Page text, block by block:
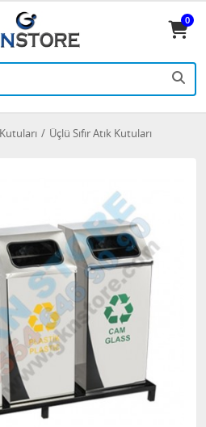
0
Üçlü Sıfır Atık Kutuları